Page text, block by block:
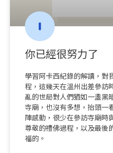
你已經很努力了
學習阿卡西紀錄的解讀，對
程，這幾天在溫州出差參訪
亂的世局對人們猶如一盞黑
寺廟，也沒有多想，抬頭一
陣感動，很少在參訪寺廟時
尊敬的禮佛過程，以及最後
福的。